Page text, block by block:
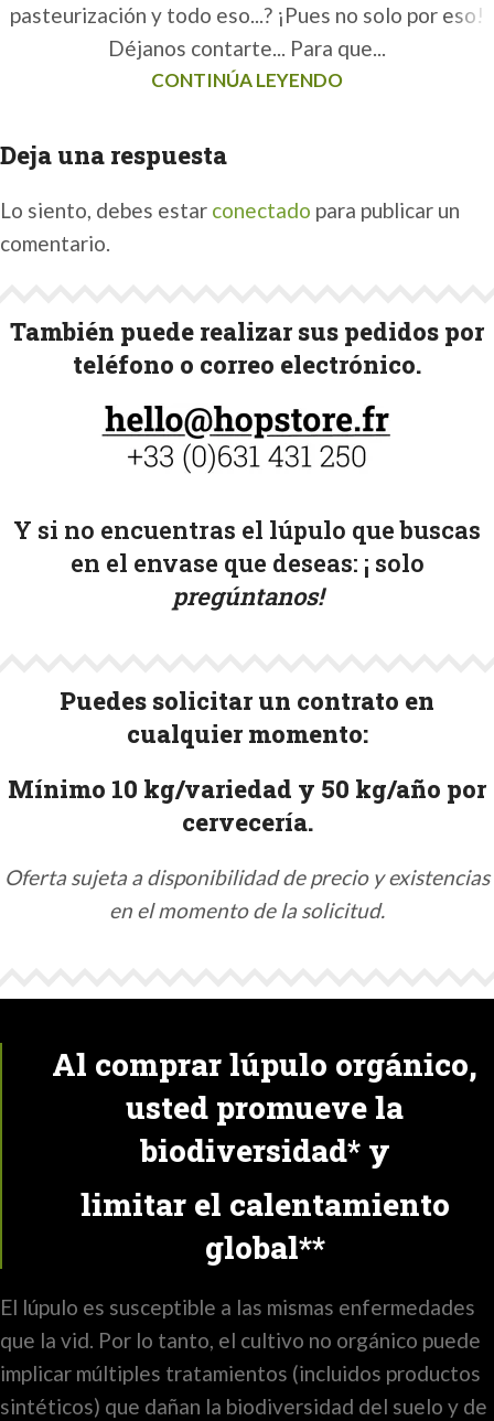
pasteurización y todo eso...? ¡Pues no solo por eso!
Déjanos contarte... Para que...
CONTINÚA LEYENDO
Deja una respuesta
Lo siento, debes estar conectado para publicar un
comentario.
También puede realizar sus pedidos por
teléfono o correo electrónico.
Y si no encuentras el lúpulo que buscas
en el envase que deseas: ¡ solo
pregúntanos!
Puedes solicitar un contrato en
cualquier momento:
Mínimo 10 kg/variedad y 50 kg/año por
cervecería.
Oferta sujeta a disponibilidad de precio y existencias
en el momento de la solicitud.
Al comprar lúpulo orgánico,
usted promueve la
biodiversidad* y
limitar el calentamiento
global**
El lúpulo es susceptible a las mismas enfermedades
que la vid. Por lo tanto, el cultivo no orgánico puede
implicar múltiples tratamientos (incluidos productos
sintéticos) que dañan la biodiversidad del suelo y de